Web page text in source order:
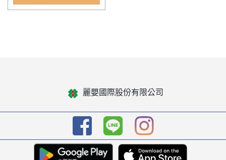
麗嬰國際股份有限公司